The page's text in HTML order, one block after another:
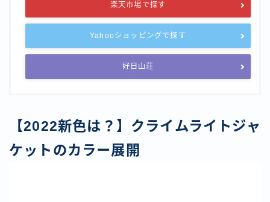
楽天市場で探す
Yahooショッピングで探す
好日山荘
【2022新色は？】クライムライトジャ
ケットのカラー展開